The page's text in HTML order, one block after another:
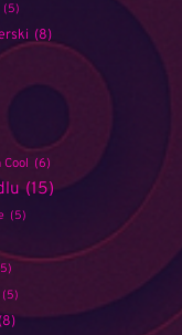
(5)
(8)
Cool (6)
(15)
(5)
(5)
(8)